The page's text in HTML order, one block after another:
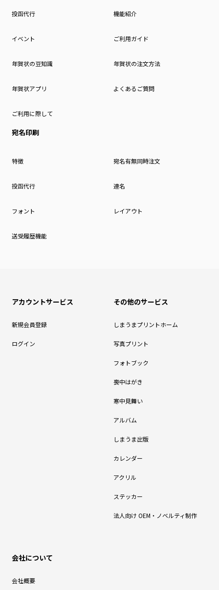
投函代行 機能紹介
イベント ご利用ガイド
年賀状の豆知識 年賀状の注文方法
年賀状アプリ よくあるご質問
ご利用に際して
宛名印刷
特徴 宛名有無同時注文
投函代行 連名
フォント レイアウト
送受履歴機能
アカウントサービス
新規会員登録
ログイン
その他のサービス
しまうまプリントホーム
写真プリント
フォトブック
喪中はがき
寒中見舞い
アルバム
しまうま出版
カレンダー
アクリル
ステッカー
法人向け OEM・ノベルティ制作
会社について
会社概要